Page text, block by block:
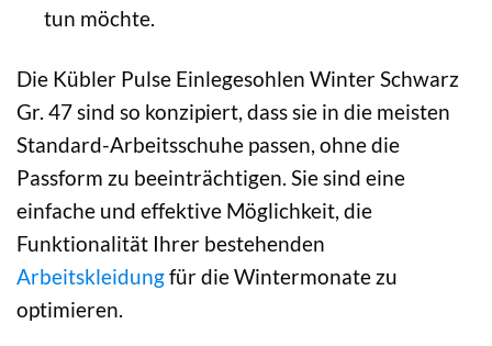
tun möchte.
Die Kübler Pulse Einlegesohlen Winter Schwarz
Gr. 47 sind so konzipiert, dass sie in die meisten
Standard-Arbeitsschuhe passen, ohne die
Passform zu beeinträchtigen. Sie sind eine
einfache und effektive Möglichkeit, die
Funktionalität Ihrer bestehenden
Arbeitskleidungfür die Wintermonate zu
optimieren.